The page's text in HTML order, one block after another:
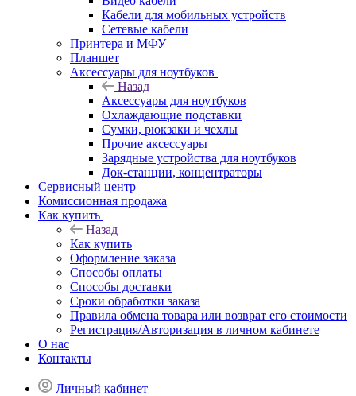
Кабели для мобильных устройств
Сетевые кабели
Принтера и МФУ
Планшет
Аксессуары для ноутбуков
Назад
Аксессуары для ноутбуков
Охлаждающие подставки
Сумки, рюкзаки и чехлы
Прочие аксессуары
Зарядные устройства для ноутбуков
Док-станции, концентраторы
Сервисный центр
Комиссионная продажа
Как купить
Назад
Как купить
Оформление заказа
Способы оплаты
Способы доставки
Сроки обработки заказа
Правила обмена товара или возврат его стоимости
Регистрация/Авторизация в личном кабинете
О нас
Контакты
Личный кабинет